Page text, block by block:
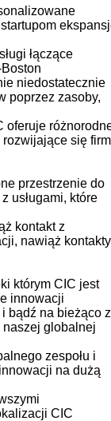
łączące
niedostatecznie
poprzez zasoby,
oferuje
rozwijające się
przestrzenie do
usługami, które
kontakt z
nawiąż
którym CIC jest
innowacji
bądź na bieżąco z
globalnej
zespołu i
na dużą
CIC